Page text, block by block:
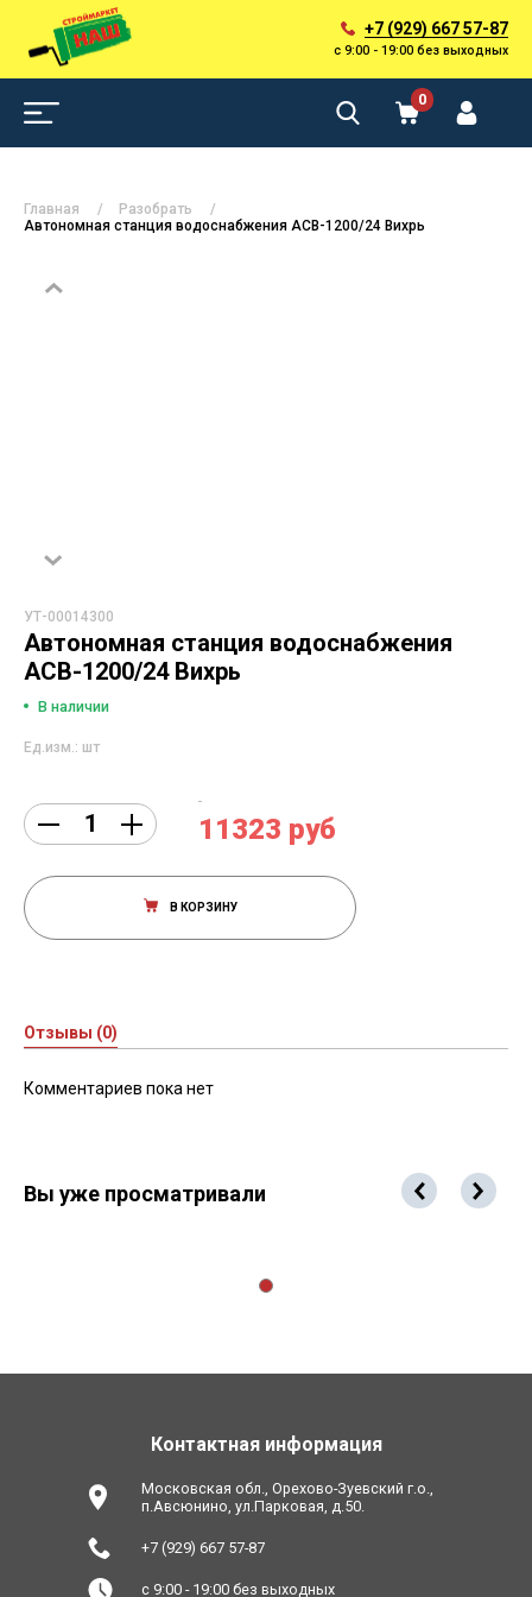
+7 (929) 667 57-87
с 9:00 - 19:00 без выходных
0
Главная
Разобрать
Автономная станция водоснабжения АСВ-1200/24 Вихрь
УТ-00014300
Автономная станция водоснабжения
АСВ-1200/24 Вихрь
В наличии
Ед.изм.: шт
11323 руб
В КОРЗИНУ
Отзывы (0)
Комментариев пока нет
Вы уже просматривали
Контактная информация
Московская обл., Орехово-Зуевский г.о.,
п.Авсюнино, ул.Парковая, д.50.
+7 (929) 667 57-87
с 9:00 - 19:00 без выходных